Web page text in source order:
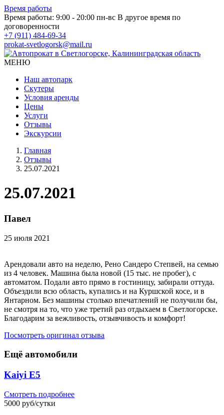
Время работы
Время работы: 9:00 - 20:00 пн-вс В другое время по
договоренности
+7 (911) 484-69-34
prokat-svetlogorsk@mail.ru
МЕНЮ
Наш автопарк
Скутеры
Условия аренды
Цены
Услуги
Отзывы
Экскурсии
Главная
Отзывы
25.07.2021
25.07.2021
Павел
25 июля 2021
Арендовали авто на неделю, Рено Сандеро Степвей, на семью
из 4 человек. Машина была новой (15 тыс. не пробег), с
автоматом. Подали авто прямо в гостиницу, забирали оттуда.
Объездили всю область, купались и на Куршской косе, и в
Янтарном. Без машины столько впечатлений не получили бы,
не смотря на то, что уже третий раз отдыхаем в Светлогорске.
Благодарим за вежливость, отзывчивость и комфорт!
Посмотреть оригинал отзыва
Ещё автомобили
Kaiyi E5
Смотреть подробнее
5000 руб/сутки